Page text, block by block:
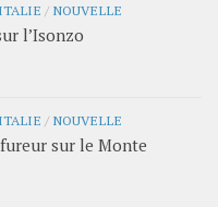
ITALIE / NOUVELLE
l’Isonzo
ITALIE / NOUVELLE
sur le Monte